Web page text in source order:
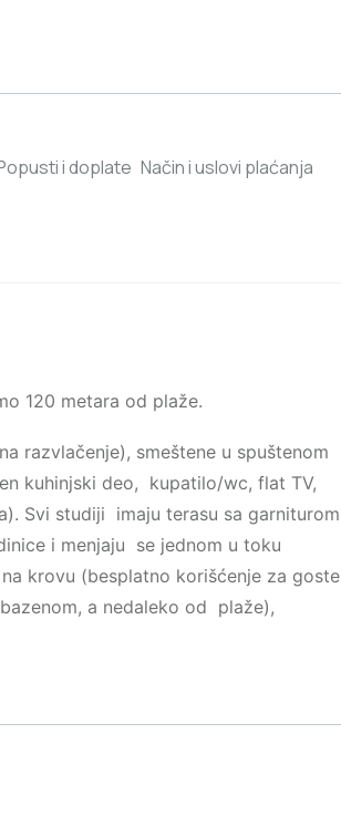
i doplate Način i uslovi plaćanja
120 metara od plaže.
razvlačenje), smeštene u spuštenom
kuhinjski deo, kupatilo/wc, flat TV,
Svi studiji imaju terasu sa garniturom
i menjaju se jednom u toku
krovu (besplatno korišćenje za goste
a nedaleko od plaže),